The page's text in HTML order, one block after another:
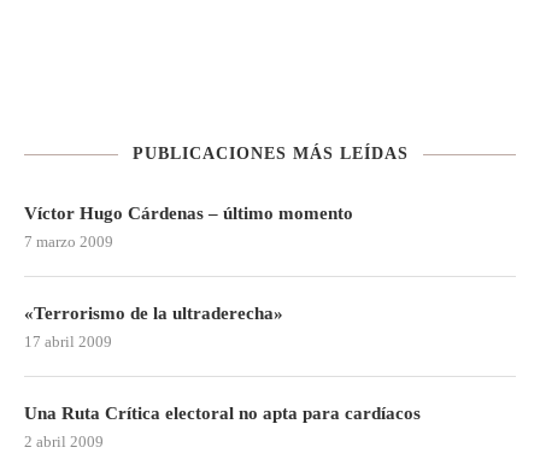
PUBLICACIONES MÁS LEÍDAS
Víctor Hugo Cárdenas – último momento
7 marzo 2009
«Terrorismo de la ultraderecha»
17 abril 2009
Una Ruta Crítica electoral no apta para cardíacos
2 abril 2009